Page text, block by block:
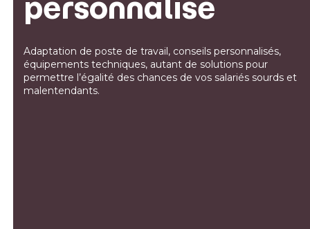
personnalisé
Adaptation de poste de travail, conseils personnalisés,
équipements techniques, autant de solutions pour
permettre l’égalité des chances de vos salariés sourds et
malentendants.